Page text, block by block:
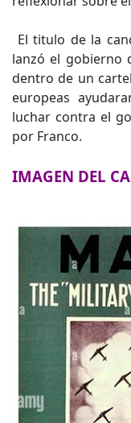
El titulo de la
lanzó el gobierno
dentro de un
europeas
luchar contra el
por Franco.
IMAGEN DEL